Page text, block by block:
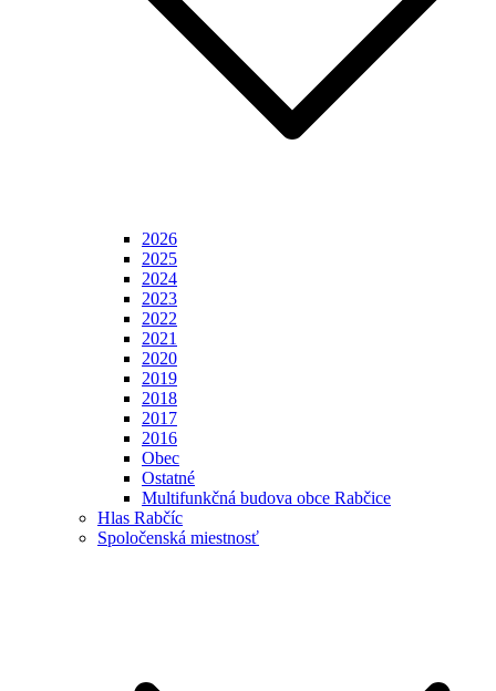
2026
2025
2024
2023
2022
2021
2020
2019
2018
2017
2016
Obec
Ostatné
Multifunkčná budova obce Rabčice
Hlas Rabčíc
Spoločenská miestnosť